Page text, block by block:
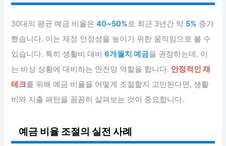
30대의 평균 예금 비율은40~50%로 최근 3년간 약 5% 증가
했습니다. 이는 재정 안정성을 높이기 위한 움직임으로 볼 수
있습니다. 특히 생활비 대비6개월치 예금을 권장하는데, 이
는 비상 상황에 대비하는 안전망 역할을 합니다. 안정적인 재
테크를 위해 예금 비율을 어떻게 조절할지 고민된다면, 생활
비와 지출 패턴을 꼼꼼히 살펴보는 것이 중요합니다.
예금 비율 조절의 실전 사례